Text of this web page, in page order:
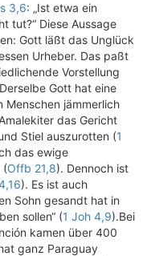
3,6: „Ist etwa ein
tut?“ Diese Aussage
Gott läßt das Unglück
Urheber. Das paßt
Vorstellung
Gott hat eine
Menschen jämmerlich
das Gericht
Stiel auszurotten (1
das ewige
(Offb 21,8). Dennoch ist
). Es ist auch
Sohn gesandt hat in
sollen“ (1 Joh 4,9).Bei
kamen über 400
ganz Paraguay